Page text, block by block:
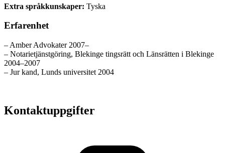
Extra språkkunskaper: Tyska
Erfarenhet
– Amber Advokater 2007–
– Notarietjänstgöring, Blekinge tingsrätt och Länsrätten i Blekinge
2004–2007
– Jur kand, Lunds universitet 2004
Kontaktuppgifter